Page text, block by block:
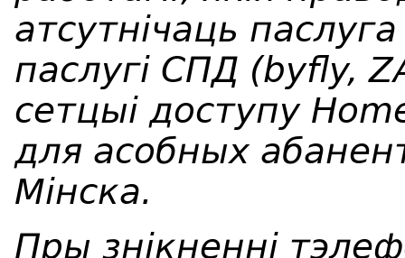
атсутнічаць
паслугі СПД (byfly,
сетцыі доступу
для асобных
Мінска.
Пры знікненні